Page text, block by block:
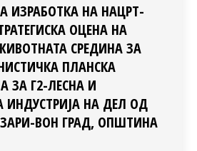
ИЗРАБОТКА НА НАЦРТ-
ОЦЕНА НА
СРЕДИНА ЗА
ПЛАНСКА
ЗА Г2-ЛЕСНА И
ИНДУСТРИЈА НА ДЕЛ ОД
ВОН ГРАД, ОПШТИНА